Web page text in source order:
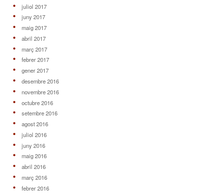
juliol 2017
juny 2017
maig 2017
abril 2017
març 2017
febrer 2017
gener 2017
desembre 2016
novembre 2016
octubre 2016
setembre 2016
agost 2016
juliol 2016
juny 2016
maig 2016
abril 2016
març 2016
febrer 2016